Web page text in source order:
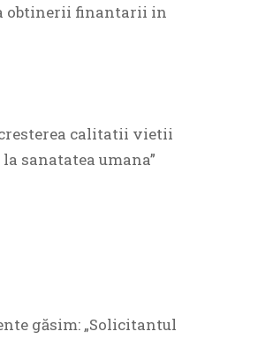
obtinerii finantarii in
calitatii vietii
sanatatea umana”
găsim: „Solicitantul